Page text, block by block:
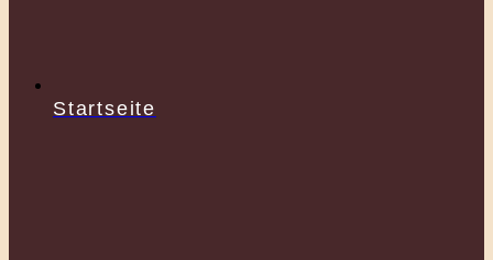
Startseite